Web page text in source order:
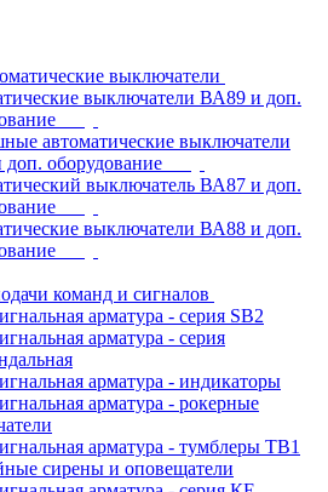
выключатели
выключатели ВА89 и доп.
автоматические выключатели
оборудование
выключатель ВА87 и доп.
выключатели ВА88 и доп.
команд и сигналов
арматура - серия SB2
арматура - серия
арматура - индикаторы
арматура - рокерные
арматура - тумблеры ТВ1
сирены и оповещатели